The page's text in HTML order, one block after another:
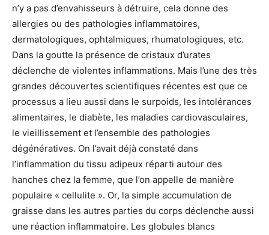
n’y a pas d’envahisseurs à détruire, cela donne des
allergies ou des pathologies inflammatoires,
dermatologiques, ophtalmiques, rhumatologiques, etc.
Dans la goutte la présence de cristaux d’urates
déclenche de violentes inflammations. Mais l’une des très
grandes découvertes scientifiques récentes est que ce
processus a lieu aussi dans le surpoids, les intolérances
alimentaires, le diabète, les maladies cardiovasculaires,
le vieillissement et l’ensemble des pathologies
dégénératives. On l’avait déjà constaté dans
l’inflammation du tissu adipeux réparti autour des
hanches chez la femme, que l’on appelle de manière
populaire « cellulite ». Or, la simple accumulation de
graisse dans les autres parties du corps déclenche aussi
une réaction inflammatoire. Les globules blancs